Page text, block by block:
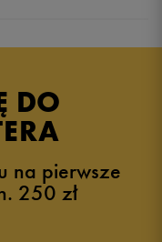
DO
na pierwsze
250 zł